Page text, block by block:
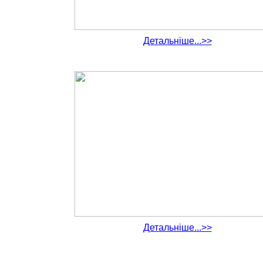
Детальніше...>>
Детальніше...>>